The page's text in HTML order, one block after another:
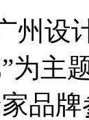
州设
为主
品